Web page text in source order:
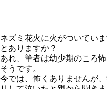
ネズミ花火に火がついてい
とありますか？
あれ、筆者は幼少期のころ
そうです。
今では、怖くありませんが